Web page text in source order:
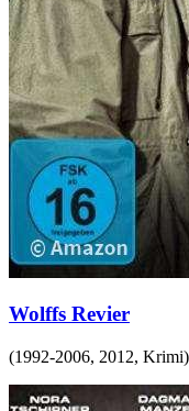
Wolffs Revier
(1992-2006, 2012, Krimi)